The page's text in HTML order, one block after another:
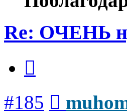
Re: ОЧЕНЬ
#185